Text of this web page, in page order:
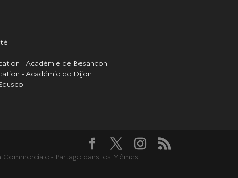
- Académie de Besançon
- Académie de Dijon
- Partage dans les Mêmes